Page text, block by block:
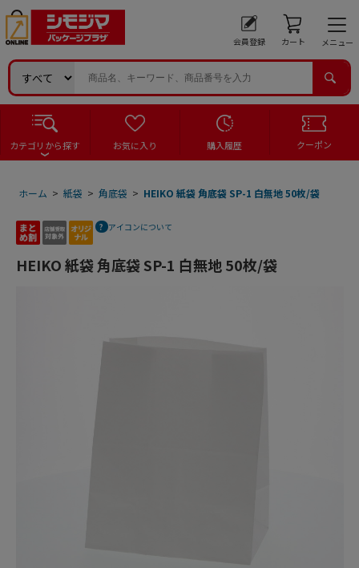
会員登録 カート メニュー
カテゴリから探す お気に入り 購入履歴 クーポン
ホーム > 紙袋 > 角底袋 > HEIKO 紙袋 角底袋 SP-1 白無地 50枚/袋
アイコンについて
HEIKO 紙袋 角底袋 SP-1 白無地 50枚/袋